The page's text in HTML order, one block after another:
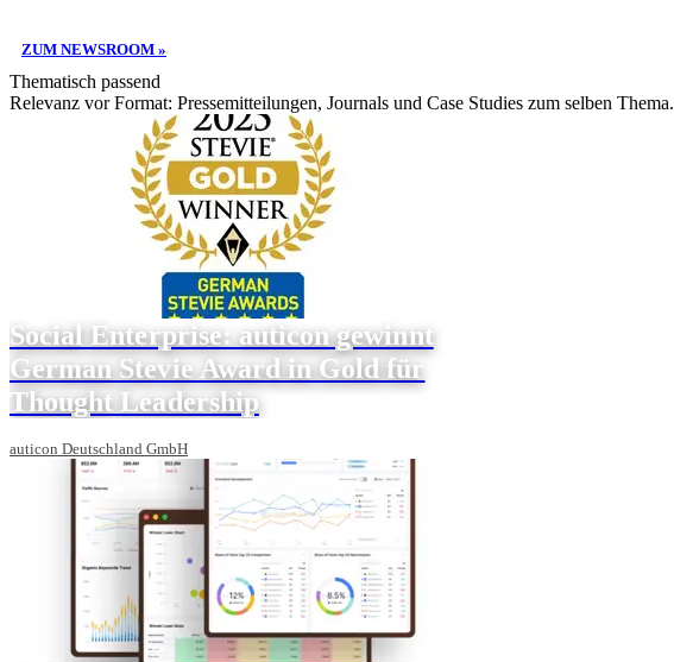
ZUM NEWSROOM »
Thematisch passend
Relevanz vor Format: Pressemitteilungen, Journals und Case Studies zum selben Thema.
Social Enterprise: auticon gewinnt
German Stevie Award in Gold für
Thought Leadership
auticon Deutschland GmbH